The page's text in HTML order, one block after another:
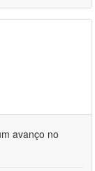
avanço no